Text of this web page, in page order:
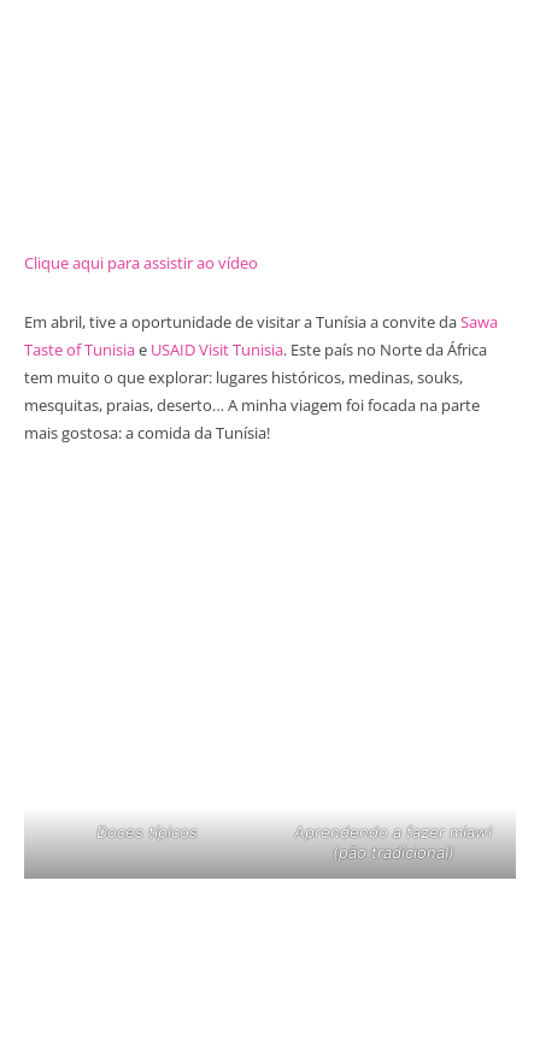
Clique aqui para assistir ao vídeo
Em abril, tive a oportunidade de visitar a Tunísia a convite daSawa
Taste of Tunisiae USAID Visit Tunisia. Este país no Norte da África
tem muito o que explorar: lugares históricos, medinas, souks,
mesquitas, praias, deserto… A minha viagem foi focada na parte
mais gostosa: a comida da Tunísia!
Doces típicos
Aprendendo a fazer mlawi
(pão tradicional)